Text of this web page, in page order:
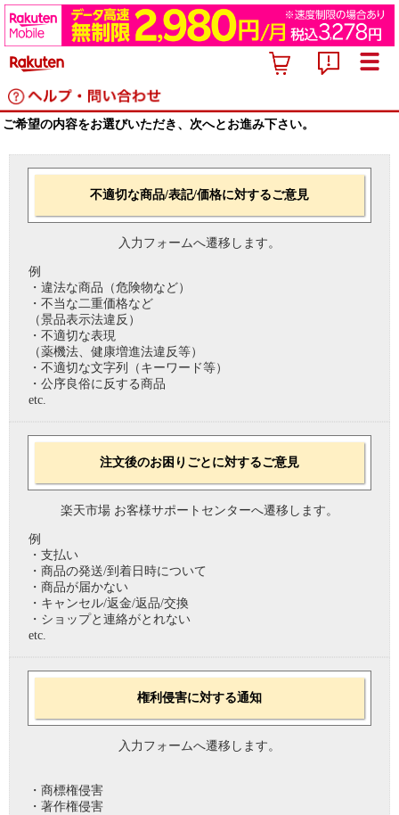
ご希望の内容をお選びいただき、次へとお進み下さい。
不適切な商品/表記/価格に対するご意見
入力フォームへ遷移します。
例
・違法な商品（危険物など）
・不当な二重価格など
（景品表示法違反）
・不適切な表現
（薬機法、健康増進法違反等）
・不適切な文字列（キーワード等）
・公序良俗に反する商品
etc.
注文後のお困りごとに対するご意見
楽天市場 お客様サポートセンターへ遷移します。
例
・支払い
・商品の発送/到着日時について
・商品が届かない
・キャンセル/返金/返品/交換
・ショップと連絡がとれない
etc.
権利侵害に対する通知
入力フォームへ遷移します。
・商標権侵害
・著作権侵害